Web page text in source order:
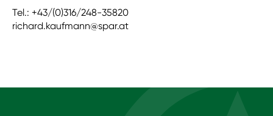
Tel.: +43/(0)316/248-35820
richard.kaufmann@spar.at